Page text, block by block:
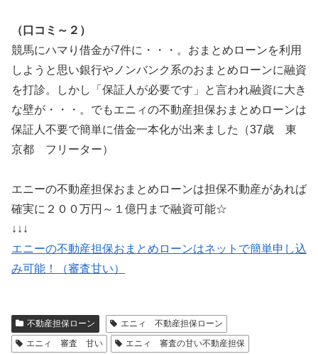
（口コミ～２）
競馬にハマり借金が7件に・・・。おまとめローンを利用
しようと思い銀行やノンバンク系のおまとめローンに融資
を打診。しかし「保証人が必要です」と言われ融資に大き
な壁が・・・。でもエニィの不動産担保おまとめローンは
保証人不要で簡単に借金一本化が出来ました（37歳 東
京都 フリーター）
エニーの不動産担保おまとめローンは担保不動産があれば
確実に２００万円～１億円まで融資可能☆
↓↓↓
エニーの不動産担保おまとめローンはネットで簡単申し込
み可能！（審査甘い）
不動産担保ローン
エニィ 不動産担保ローン
エニィ 審査 甘い
エニィ 審査の甘い不動産担保